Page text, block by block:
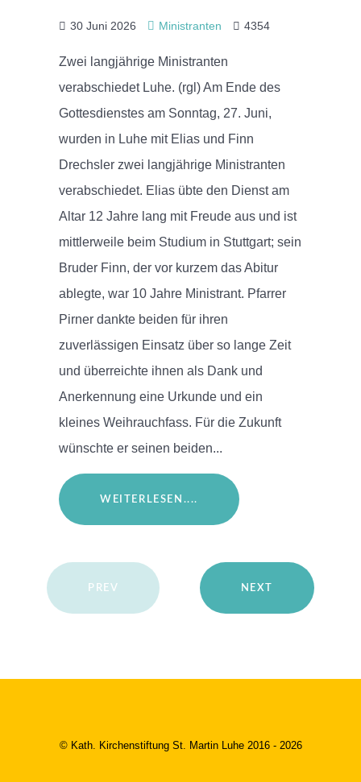
30 Juni 2026 Ministranten 4354
Zwei langjährige Ministranten
verabschiedet Luhe. (rgl) Am Ende des
Gottesdienstes am Sonntag, 27. Juni,
wurden in Luhe mit Elias und Finn
Drechsler zwei langjährige Ministranten
verabschiedet. Elias übte den Dienst am
Altar 12 Jahre lang mit Freude aus und ist
mittlerweile beim Studium in Stuttgart; sein
Bruder Finn, der vor kurzem das Abitur
ablegte, war 10 Jahre Ministrant. Pfarrer
Pirner dankte beiden für ihren
zuverlässigen Einsatz über so lange Zeit
und überreichte ihnen als Dank und
Anerkennung eine Urkunde und ein
kleines Weihrauchfass. Für die Zukunft
wünschte er seinen beiden...
WEITERLESEN....
PREV NEXT
© Kath. Kirchenstiftung St. Martin Luhe 2016 - 2026